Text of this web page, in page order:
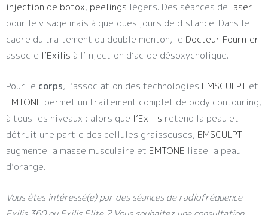
injection de botox, peelings légers. Des séances de laser
pour le visage mais à quelques jours de distance. Dans le
cadre du traitement du double menton, le Docteur Fournier
associe l’Exilis à l’injection d’acide désoxycholique.
Pour le corps, l’association des technologies EMSCULPT et
EMTONE permet un traitement complet de body contouring,
à tous les niveaux : alors que l’Exilis retend la peau et
détruit une partie des cellules graisseuses, EMSCULPT
augmente la masse musculaire et EMTONE lisse la peau
d’orange.
Vous êtes intéressé(e) par des séances de radiofréquence